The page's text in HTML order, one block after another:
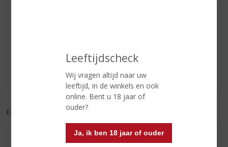
Leeftijdscheck
Wij vragen altijd naar uw
leeftijd, in de winkels en ook
online. Bent u 18 jaar of
ouder?
Ja, ik ben 18 jaar of ouder
Schrijf een review
Er zijn nog geen reviews geplaatst voor dit product
EXCL. BTW INCL. BTW
AANBIEDINGEN